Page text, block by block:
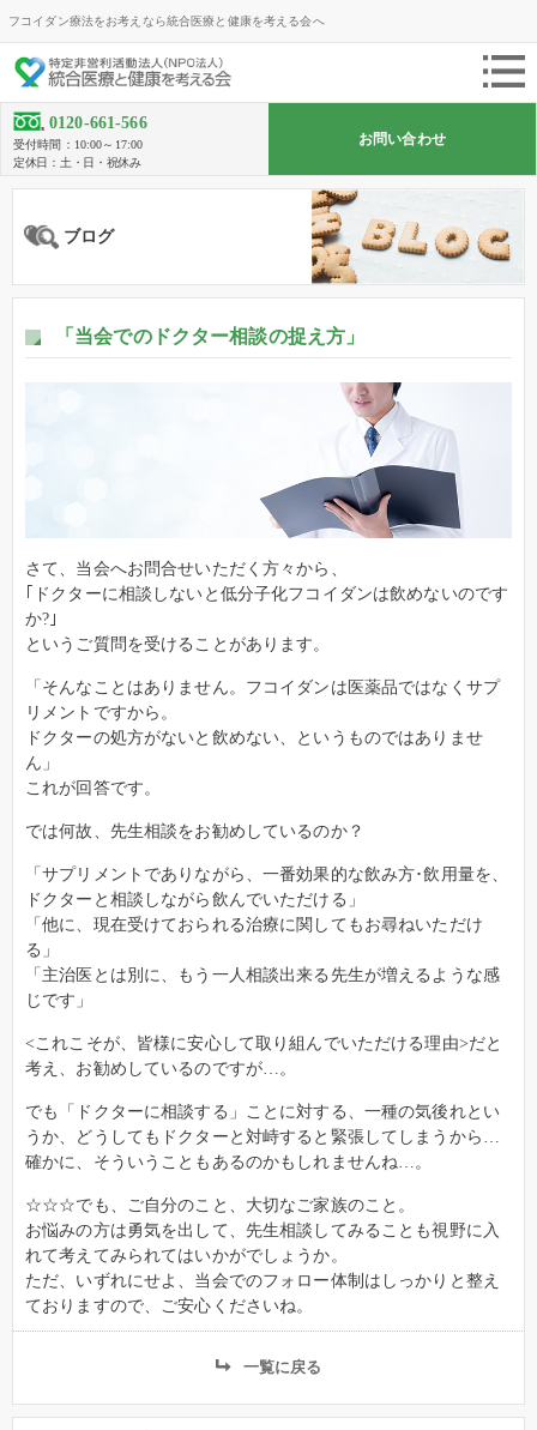
フコイダン療法をお考えなら統合医療と健康を考える会へ
0120-661-566
受付時間：10:00～17:00
定休日：土・日・祝休み
お問い合わせ
ブログ
「当会でのドクター相談の捉え方」
さて、当会へお問合せいただく方々から、
｢ドクターに相談しないと低分子化フコイダンは飲めないのです
か?｣
というご質問を受けることがあります。
「そんなことはありません。フコイダンは医薬品ではなくサプ
リメントですから。
ドクターの処方がないと飲めない、というものではありませ
ん」
これが回答です。
では何故、先生相談をお勧めしているのか？
「サプリメントでありながら、一番効果的な飲み方･飲用量を、
ドクターと相談しながら飲んでいただける」
「他に、現在受けておられる治療に関してもお尋ねいただけ
る」
「主治医とは別に、もう一人相談出来る先生が増えるような感
じです」
<これこそが、皆様に安心して取り組んでいただける理由>だと
考え、お勧めしているのですが…。
でも「ドクターに相談する」ことに対する、一種の気後れとい
うか、どうしてもドクターと対峙すると緊張してしまうから…
確かに、そういうこともあるのかもしれませんね…。
☆☆☆でも、ご自分のこと、大切なご家族のこと。
お悩みの方は勇気を出して、先生相談してみることも視野に入
れて考えてみられてはいかがでしょうか。
ただ、いずれにせよ、当会でのフォロー体制はしっかりと整え
ておりますので、ご安心くださいね。
一覧に戻る